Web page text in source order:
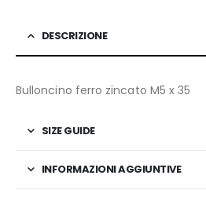
DESCRIZIONE
Bulloncino ferro zincato M5 x 35
SIZE GUIDE
INFORMAZIONI AGGIUNTIVE